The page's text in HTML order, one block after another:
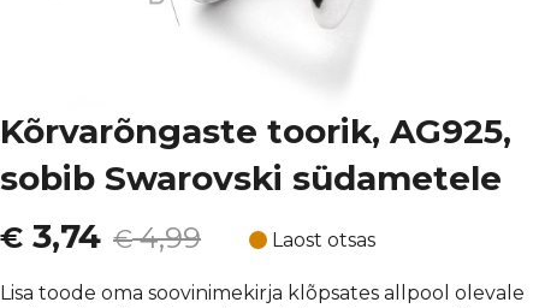
Kõrvarõngaste toorik, AG925,
sobib Swarovski südametele
€4,99
Algne
hind
€ 3,74
Current
price
Laost otsas
Lisa toode oma soovinimekirja klõpsates allpool olevale